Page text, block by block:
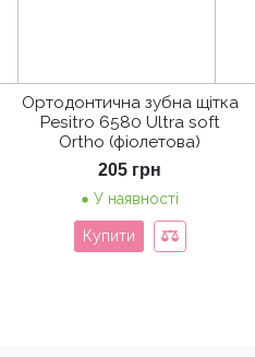
Ортодонтична зубна щітка
Pesitro 6580 Ultra soft
Ortho (фіолетова)
205 грн
У наявності
Купити